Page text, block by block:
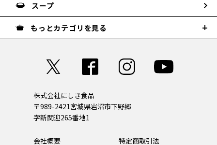
スープ
もっとカテゴリを見る
株式会社にしき食品
〒989-2421宮城県岩沼市下野郷
字新関迎265番地1
会社概要 特定商取引法